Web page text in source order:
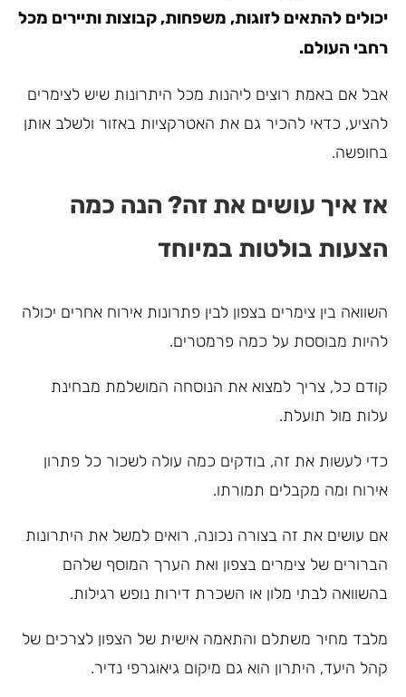
יכולים להתאים לזוגות, משפחות, קבוצות ותיירים מכל
רחבי העולם.
אבל אם באמת רוצים ליהנות מכל היתרונות שיש לצימרים
להציע, כדאי להכיר גם את האטרקציות באזור ולשלב אותן
בחופשה.
אז איך עושים את זה? הנה כמה
הצעות בולטות במיוחד
השוואה בין צימרים בצפון לבין פתרונות אירוח אחרים יכולה
להיות מבוססת על כמה פרמטרים.
קודם כל, צריך למצוא את הנוסחה המושלמת מבחינת
עלות מול תועלת.
כדי לעשות את זה, בודקים כמה עולה לשכור כל פתרון
אירוח ומה מקבלים תמורתו.
אם עושים את זה בצורה נכונה, רואים למשל את היתרונות
הברורים של צימרים בצפון ואת הערך המוסף שלהם
בהשוואה לבתי מלון או השכרת דירות נופש רגילות.
מלבד מחיר משתלם והתאמה אישית של הצפון לצרכים של
קהל היעד, היתרון הוא גם מיקום גיאוגרפי נדיר.